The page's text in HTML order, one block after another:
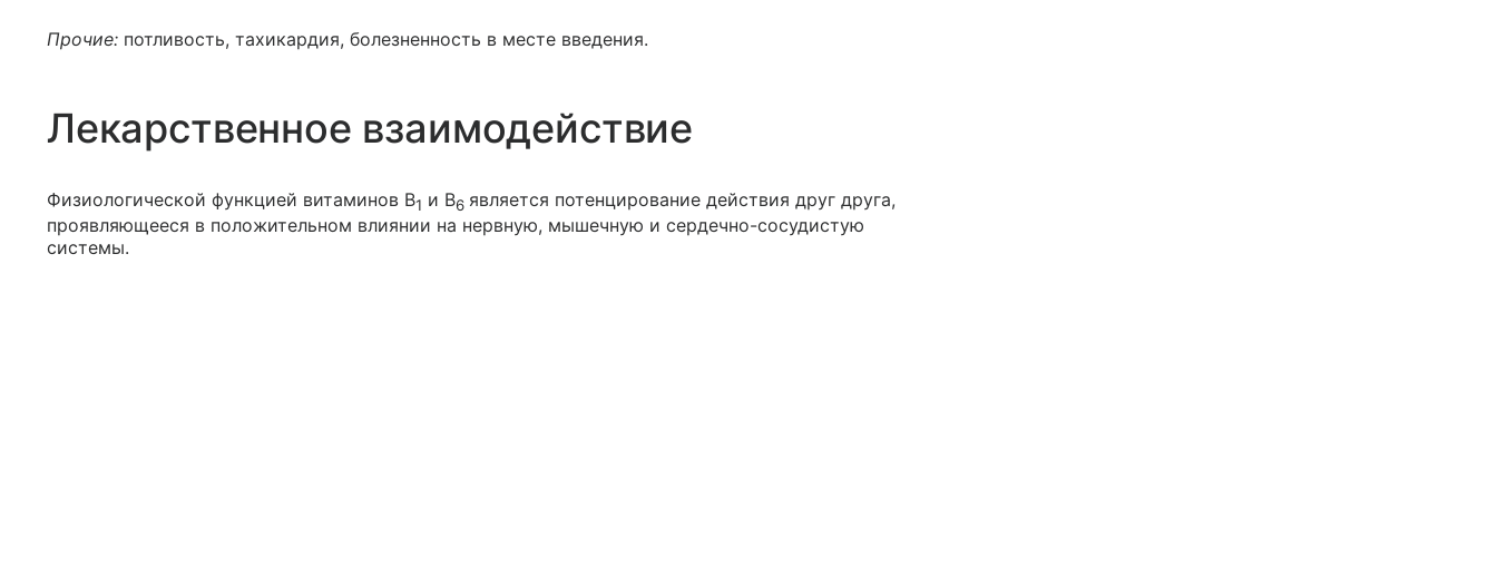
Прочие: потливость, тахикардия, болезненность в месте введения.
Лекарственное взаимодействие
Физиологической функцией витаминов В1 и В6 является потенцирование действия друг друга,
проявляющееся в положительном влиянии на нервную, мышечную и сердечно-сосудистую
системы.